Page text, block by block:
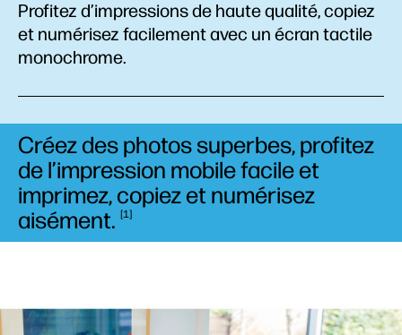
Profitez d’impressions de haute qualité, copiez
et numérisez facilement avec un écran tactile
monochrome.
Créez des photos superbes, profitez
de l’impression mobile facile et
imprimez, copiez et numérisez
aisément.
1